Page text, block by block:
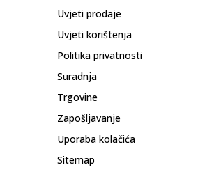
Uvjeti prodaje
Uvjeti korištenja
Politika privatnosti
Suradnja
Trgovine
Zapošljavanje
Uporaba kolačića
Sitemap